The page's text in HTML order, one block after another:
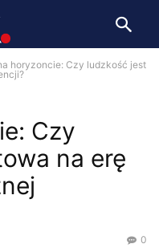
horyzoncie: Czy ludzkość jest
Czy
na erę
0